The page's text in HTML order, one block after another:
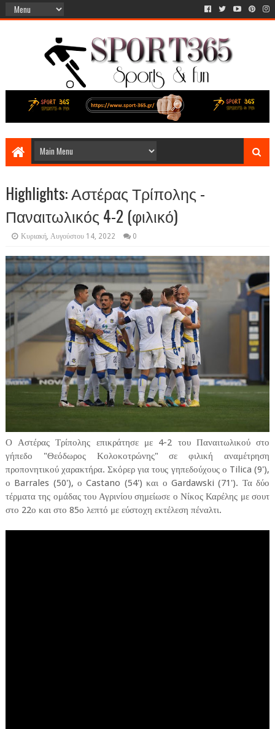
Highlights: Αστέρας Τρίπολης -
Παναιτωλικός 4-2 (φιλικό)
Κυριακή, Αυγούστου 14, 2022 0
Ο Αστέρας Τρίπολης επικράτησε με 4-2 του Παναιτωλικού στο
γήπεδο "Θεόδωρος Κολοκοτρώνης" σε φιλική αναμέτρηση
προπονητικού χαρακτήρα. Σκόρερ για τους γηπεδούχους ο Tilica (9'),
ο Barrales (50'), ο Castano (54') και ο Gardawski (71'). Τα δύο
τέρματα της ομάδας του Αγρινίου σημείωσε ο Νίκος Καρέλης με σουτ
στο 22ο και στο 85ο λεπτό με εύστοχη εκτέλεση πέναλτι.